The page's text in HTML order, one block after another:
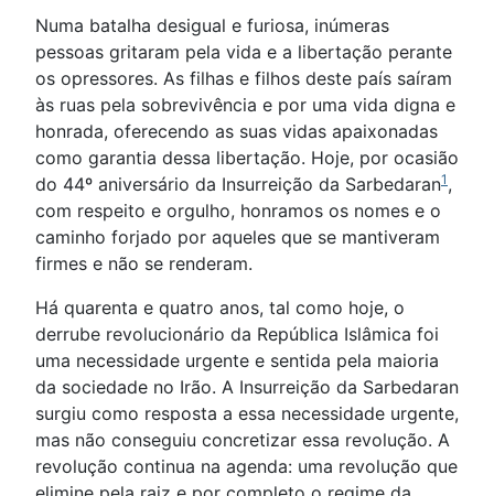
Numa batalha desigual e furiosa, inúmeras
pessoas gritaram pela vida e a libertação perante
os opressores. As filhas e filhos deste país saíram
às ruas pela sobrevivência e por uma vida digna e
honrada, oferecendo as suas vidas apaixonadas
como garantia dessa libertação. Hoje, por ocasião
do 44º aniversário da Insurreição da Sarbedaran1 ,
com respeito e orgulho, honramos os nomes e o
caminho forjado por aqueles que se mantiveram
firmes e não se renderam.
Há quarenta e quatro anos, tal como hoje, o
derrube revolucionário da República Islâmica foi
uma necessidade urgente e sentida pela maioria
da sociedade no Irão. A Insurreição da Sarbedaran
surgiu como resposta a essa necessidade urgente,
mas não conseguiu concretizar essa revolução. A
revolução continua na agenda: uma revolução que